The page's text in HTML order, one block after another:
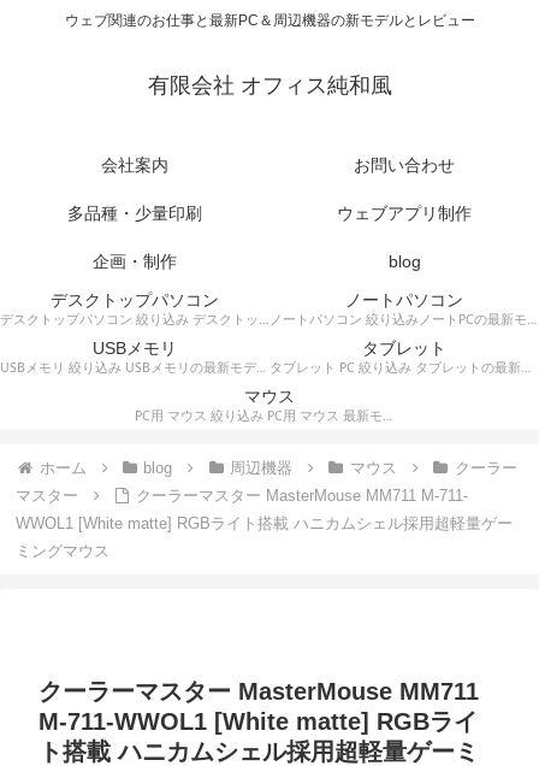
ウェブ関連のお仕事と最新PC＆周辺機器の新モデルとレビュー
有限会社 オフィス純和風
会社案内 お問い合わせ
多品種・少量印刷 ウェブアプリ制作
企画・制作
blog
デスクトップパソコン
デスクトップパソコン 絞り込み デスクトップPCの最新モデルやスペック・仕様に関する情報。
ノートパソコン
ノートパソコン 絞り込みノートPCの最新モデルやスペック・仕様に関する情報。
USBメモリ
USBメモリ 絞り込み USBメモリの最新モデルやスペック・仕様に関する情報。
タブレット
タブレット PC 絞り込み タブレットの最新モデルやスペック・仕様に関する情報。
マウス
PC用 マウス 絞り込み PC用 マウス 最新モデルやスペック・仕様に関する情報。ワイヤレスマウス、有線マウス、接続タイプなど。
ホーム blog 周辺機器 マウス
クーラー
マスター
クーラーマスター MasterMouse MM711 M-711-
WWOL1 [White matte] RGBライト搭載 ハニカムシェル採用超軽量ゲー
ミングマウス
クーラーマスター MasterMouse MM711
M-711-WWOL1 [White matte] RGBライ
ト搭載 ハニカムシェル採用超軽量ゲーミ